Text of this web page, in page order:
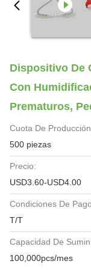
Dispositivo De
Con
Prematuros,
Cuota De
500 piezas
Precio:
USD3.60-USD4.00
Condiciones De
T/T
Capacidad De
100,000pcs/mes